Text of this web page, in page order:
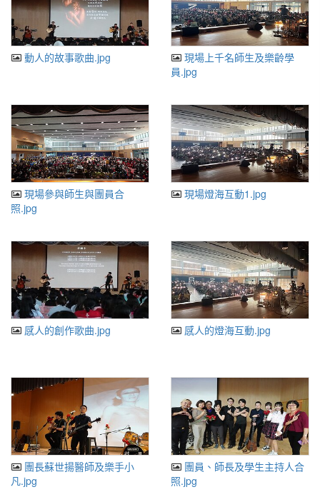
動人的故事歌曲.jpg
現場上千名師生及樂齡學
員.jpg
現場參與師生與團員合
照.jpg
現場燈海互動1.jpg
感人的創作歌曲.jpg 感人的燈海互動.jpg
團長蘇世揚醫師及樂手小
凡.jpg
團員、師長及學生主持人合
照.jpg